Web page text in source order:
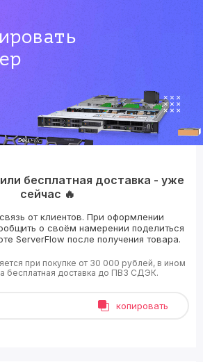
бесплатная доставка - уже
сейчас 🔥
от клиентов. При оформлении
о своём намерении поделиться
ServerFlow после получения товара.
при покупке от 30 000 рублей, в ином
бесплатная доставка до ПВЗ СДЭК.
копировать